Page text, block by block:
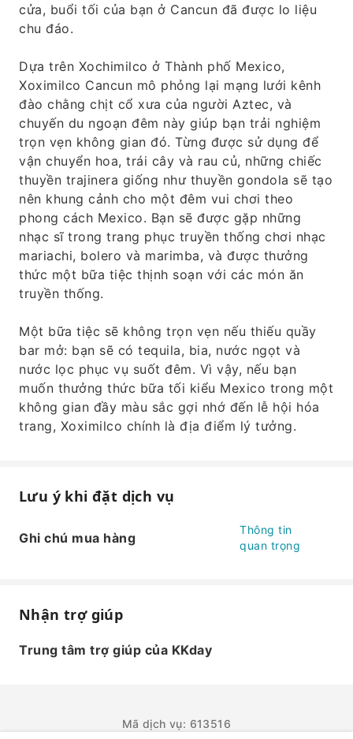
cửa, buổi tối của bạn ở Cancun đã được lo liệu
chu đáo.
Dựa trên Xochimilco ở Thành phố Mexico,
Xoximilco Cancun mô phỏng lại mạng lưới kênh
đào chằng chịt cổ xưa của người Aztec, và
chuyến du ngoạn đêm này giúp bạn trải nghiệm
trọn vẹn không gian đó. Từng được sử dụng để
vận chuyển hoa, trái cây và rau củ, những chiếc
thuyền trajinera giống như thuyền gondola sẽ tạo
nên khung cảnh cho một đêm vui chơi theo
phong cách Mexico. Bạn sẽ được gặp những
nhạc sĩ trong trang phục truyền thống chơi nhạc
mariachi, bolero và marimba, và được thưởng
thức một bữa tiệc thịnh soạn với các món ăn
truyền thống.
Một bữa tiệc sẽ không trọn vẹn nếu thiếu quầy
bar mở: bạn sẽ có tequila, bia, nước ngọt và
nước lọc phục vụ suốt đêm. Vì vậy, nếu bạn
muốn thưởng thức bữa tối kiểu Mexico trong một
không gian đầy màu sắc gợi nhớ đến lễ hội hóa
trang, Xoximilco chính là địa điểm lý tưởng.
Lưu ý khi đặt dịch vụ
Ghi chú mua hàng
Thông tin
quan trọng
Nhận trợ giúp
Trung tâm trợ giúp của KKday
Mã dịch vụ: 613516